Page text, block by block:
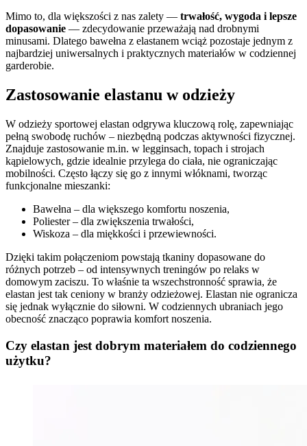
Mimo to, dla większości z nas zalety — trwałość, wygoda i lepsze
dopasowanie — zdecydowanie przeważają nad drobnymi
minusami. Dlatego bawełna z elastanem wciąż pozostaje jednym z
najbardziej uniwersalnych i praktycznych materiałów w codziennej
garderobie.
Zastosowanie elastanu w odzieży
W odzieży sportowej elastan odgrywa kluczową rolę, zapewniając
pełną swobodę ruchów – niezbędną podczas aktywności fizycznej.
Znajduje zastosowanie m.in. w legginsach, topach i strojach
kąpielowych, gdzie idealnie przylega do ciała, nie ograniczając
mobilności. Często łączy się go z innymi włóknami, tworząc
funkcjonalne mieszanki:
Bawełna – dla większego komfortu noszenia,
Poliester – dla zwiększenia trwałości,
Wiskoza – dla miękkości i przewiewności.
Dzięki takim połączeniom powstają tkaniny dopasowane do
różnych potrzeb – od intensywnych treningów po relaks w
domowym zaciszu. To właśnie ta wszechstronność sprawia, że
elastan jest tak ceniony w branży odzieżowej. Elastan nie ogranicza
się jednak wyłącznie do siłowni. W codziennych ubraniach jego
obecność znacząco poprawia komfort noszenia.
Czy elastan jest dobrym materiałem do codziennego
użytku?